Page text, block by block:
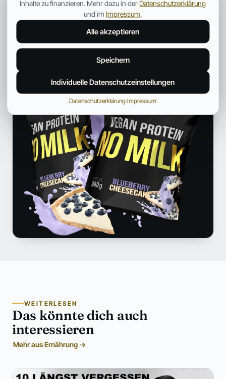
Profil und weitere Beiträge →
WEITERLESEN
Das könnte dich auch
interessieren
Mehr aus Ernährung →
Inhalte zu finanzieren. Mehr dazu in der Datenschutzerklärung
und im Impressum
Alle akzeptieren
Speichern
Individuelle Datenschutzeinstellungen
Datenschutzerklärung·Impressum